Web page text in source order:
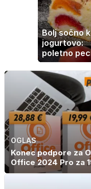
Bolj sočno
jogurtovo:
poletno
ki vedno
OGLAS
Konec podpore za
Office 2024 Pro za